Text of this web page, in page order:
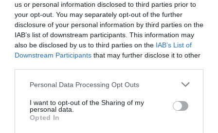
us or personal information disclosed to third parties prior to
your opt-out. You may separately opt-out of the further
disclosure of your personal information by third parties on the
IAB’s list of downstream participants. This information may
also be disclosed by us to third parties on the IAB’s List of
Downstream Participants that may further disclose it to other
Please note that this website/app uses one or more Google
not limited to your visit or usage behaviour. You may click to
grant or deny consent to Google and its third-party tags to
use your data for below specified purposes in below Google
Personal Data Processing Opt Outs
I want to opt-out of the Sharing of my
personal data.
Opted In
301303200
Άμεσα Διαθέσιμο
6,14 €
301206100
Άμεσα Διαθέσιμο
3,43 €